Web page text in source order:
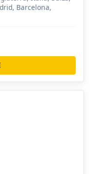
Barcelona,